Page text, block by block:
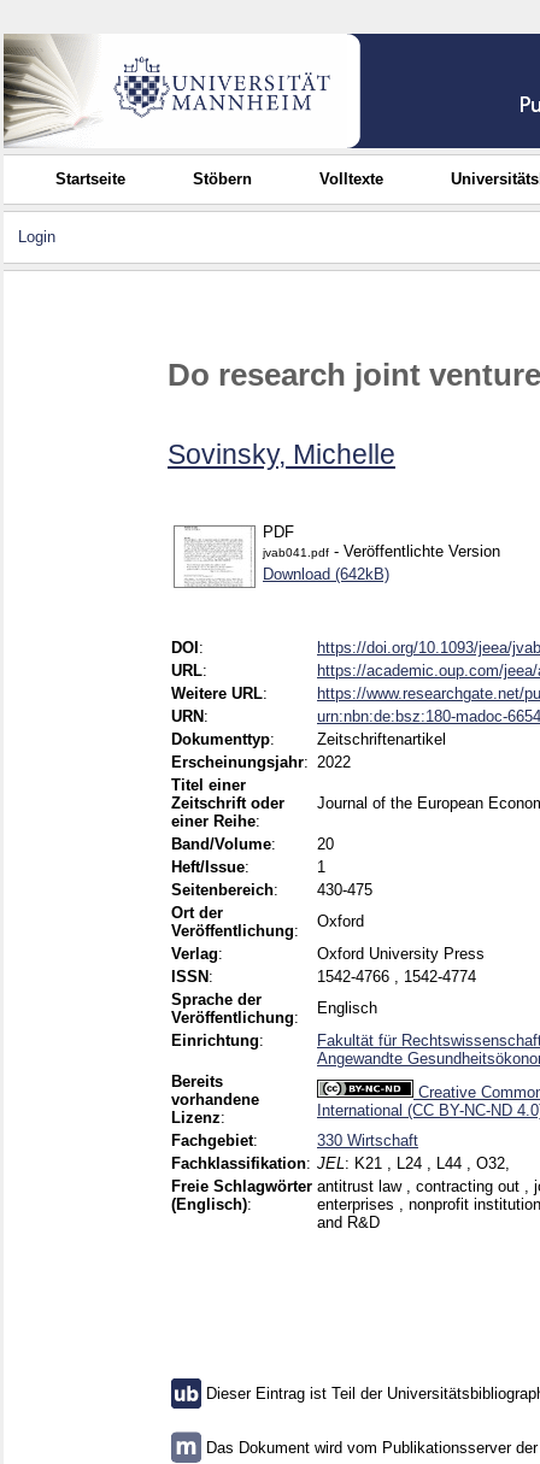
Startseite Stöbern Volltexte
Login
Do research joint
Sovinsky, Michelle
PDF
jvab041.pdf - Veröffentlichte Version
Download (642kB)
DOI :
https://doi.org/10.1093/jeea/
URL:
https://academic.oup.com/
Weitere URL:
https://www.researchgate.net/
URN :
urn:nbn:de:bsz:180-madoc-
Dokumenttyp:
Zeitschriftenartikel
Erscheinungsjahr: 2022
Titel einer
Zeitschrift oder
einer Reihe:
Journal of the European
Band/Volume:
20
Heft/Issue:
1
Seitenbereich:
430-475
Ort der
Veröffentlichung:
Oxford
Verlag:
Oxford University Press
ISSN :
1542-4766 , 1542-4774
Sprache der
Veröffentlichung:
Englisch
Einrichtung:
Fakultät für
Angewandte
Bereits
vorhandene
Lizenz:
Creative
International (CC BY-NC-ND
Fachgebiet:
330 Wirtschaft
Fachklassifikation: JEL: K21 , L24 , L44 , O32,
Freie Schlagwörter
(Englisch):
antitrust law , contracting out ,
enterprises , nonprofit
and R&D
Dieser Eintrag ist Teil der
Das Dokument wird vom Publikationsserver